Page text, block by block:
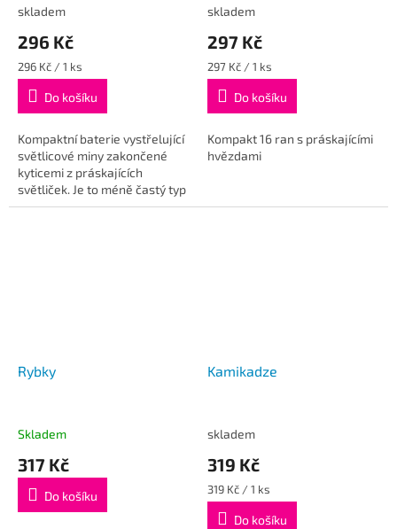
skladem
296 Kč
Měrná
cena:
296 Kč / 1 ks
Do košíku
Kompaktní baterie vystřelující
světlicové miny zakončené
kyticemi z práskajících
světliček. Je to méně častý typ
efektu, který určitě stojí za
skladem
297 Kč
Měrná
cena:
297 Kč / 1 ks
Do košíku
Kompakt 16 ran s práskajícími
hvězdami
Rybky
Skladem
317 Kč
Do košíku
Kamikadze
skladem
319 Kč
Měrná
cena:
319 Kč / 1 ks
Do košíku